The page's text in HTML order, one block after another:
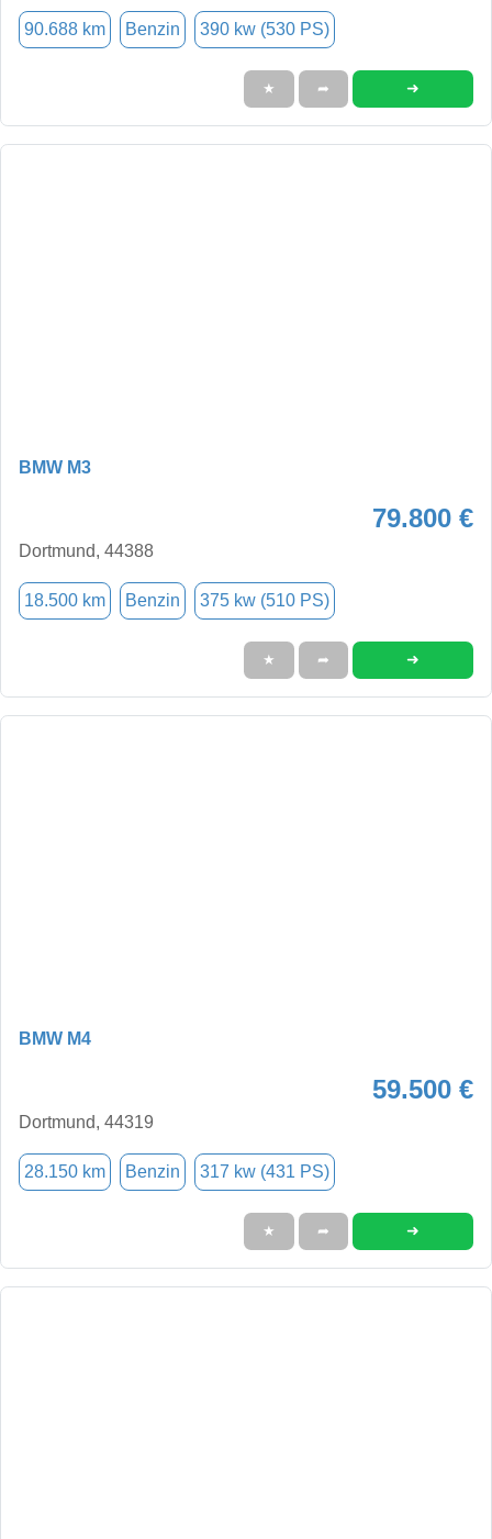
90.688 km Benzin 390 kw (530 PS)
★ ➦ ➜
BMW M3
79.800 €
Dortmund, 44388
18.500 km Benzin 375 kw (510 PS)
★ ➦ ➜
BMW M4
59.500 €
Dortmund, 44319
28.150 km Benzin 317 kw (431 PS)
★ ➦ ➜